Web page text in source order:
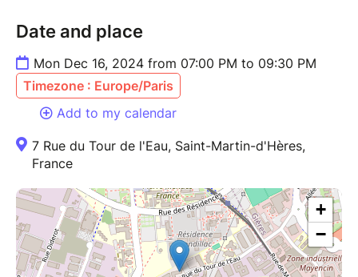
Date and place
Mon Dec 16, 2024 from 07:00 PM to 09:30 PM
Timezone : Europe/Paris
Add to my calendar
7 Rue du Tour de l'Eau, Saint-Martin-d'Hères,
France
+
−